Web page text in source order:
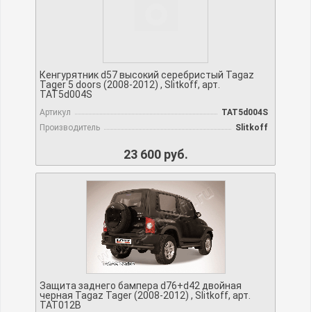
Кенгурятник d57 высокий серебристый Tagaz
Tager 5 doors (2008-2012) , Slitkoff, арт.
TAT5d004S
Артикул
TAT5d004S
Производитель
Slitkoff
23 600 руб.
Защита заднего бампера d76+d42 двойная
черная Tagaz Tager (2008-2012) , Slitkoff, арт.
TAT012B